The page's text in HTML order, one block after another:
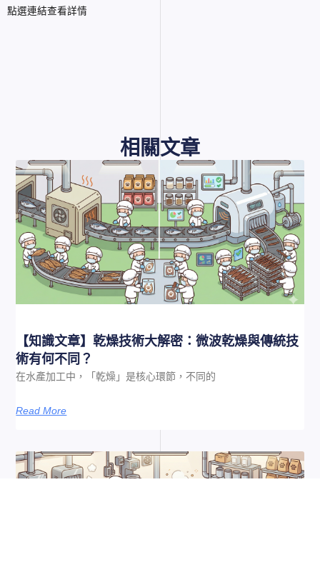
點選連結查看詳情
相關文章
【知識文章】乾燥技術大解密：微波乾燥與傳統技
術有何不同？
在水產加工中，「乾燥」是核心環節，不同的
Read More